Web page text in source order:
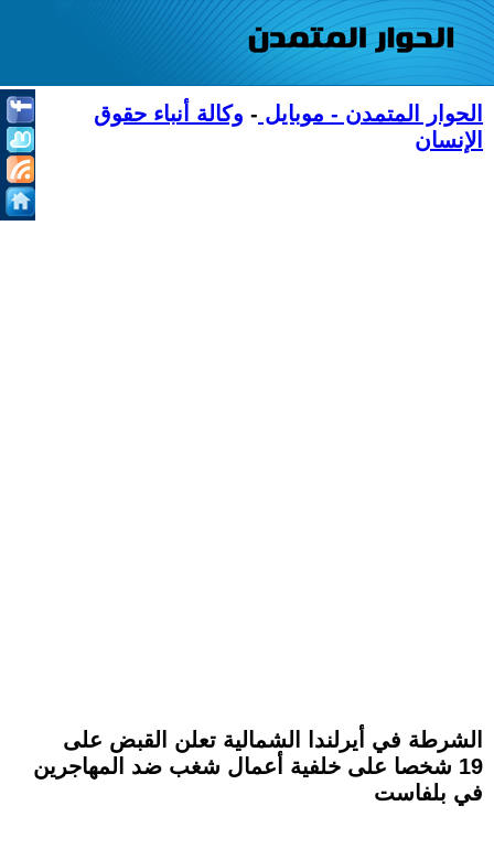
الحوار المتمدن - موبايل - وكالة أنباء حقوق
الإنسان
الشرطة في أيرلندا الشمالية تعلن القبض على
19 شخصا على خلفية أعمال شغب ضد المهاجرين
في بلفاست